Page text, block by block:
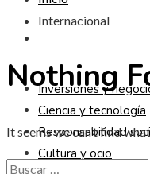
Inversiones y
Ciencia y tecnología
Responsabilidad
Cultura y ocio
Internacional
Nothing
It seems we can’t find
Buscar: